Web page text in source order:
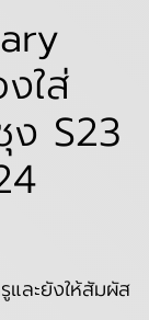
ใส่
S23
และยังให้สัมผัส